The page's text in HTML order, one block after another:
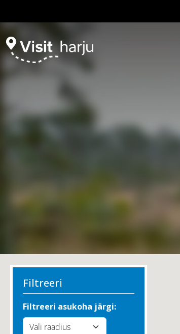
Filtreeri
Filtreeri asukoha järgi: